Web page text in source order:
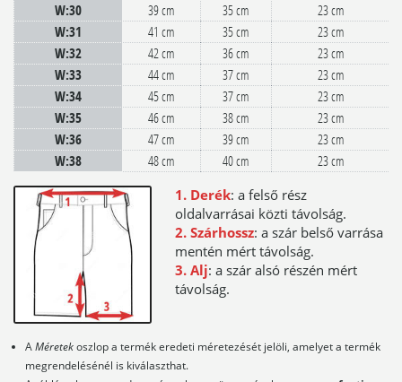
W:30 39 cm 35 cm 23 cm
W:31 41 cm 35 cm 23 cm
W:32 42 cm 36 cm 23 cm
W:33 44 cm 37 cm 23 cm
W:34 45 cm 37 cm 23 cm
W:35 46 cm 38 cm 23 cm
W:36 47 cm 39 cm 23 cm
W:38 48 cm 40 cm 23 cm
1. Derék: a felső rész
oldalvarrásai közti távolság.
2. Szárhossz: a szár belső varrása
mentén mért távolság.
3. Alj: a szár alsó részén mért
távolság.
AMéretekoszlop a termék eredeti méretezését jelöli, amelyet a termék
megrendelésénél is kiválaszthat.